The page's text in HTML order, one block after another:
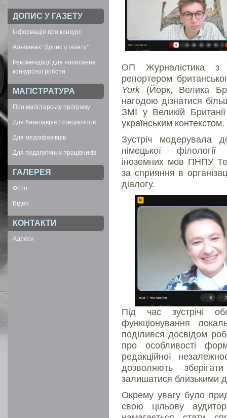
ДОПИС У ГАЗЕТУ
Інформація про конкурс
Альманах “Допис у газету”
Рекомендації для написання
конкурсної роботи
МАГІСТРАТУРА
Про магістерську програму
Для бакалаврів / спеціалістів
Для медіафахівців
Для педагогічних працівників
ГАЛЕРЕЯ
Фото
Відео
КОНТАКТИ
Адреси
ОП Журналістика з
репортером
York(Йорк, Велика
нагодою дізнатися
ЗМІ у Великій
українським контекстом.
Зустріч модерувала
німецької філології
іноземних мов ПНПУ
за сприяння в
діалогу.
Під час зустрічі
функціонування
поділився досвідом
про особливості
редакційної
дозволяють
залишатися близькими
Окрему увагу було
свою цільову